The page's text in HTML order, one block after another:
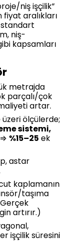
niş işçilik”
fiyat aralıkları
niş-
kapsamları
metrajda
parçalı/çok
artar.
üzeri ölçülerde;
sistemi,
%15–25 ek
astar
kaplamanın
taşıma
artırır.)
işçilik süresini